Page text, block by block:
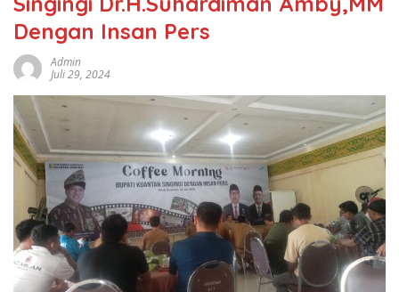
Dengan Insan Pers
Admin
Juli 29, 2024